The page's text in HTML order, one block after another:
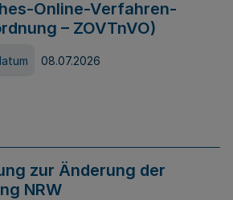
Online-Verfahren-
– ZOVTnVO)
08.07.2026
zur Änderung der
NRW